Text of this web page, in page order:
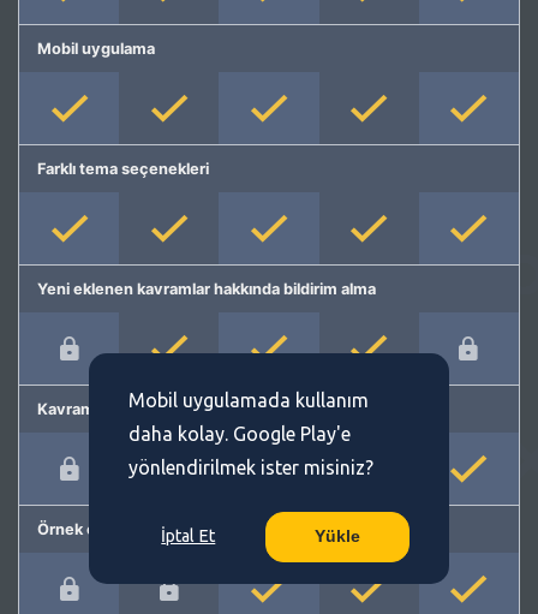
Mobil uygulama
Farklı tema seçenekleri
Yeni eklenen kavramlar hakkında bildirim alma
Kavram önerme
Örnek cümleler
Mobil uygulamada kullanım
daha kolay. Google Play'e
yönlendirilmek ister misiniz?
İptal Et Yükle